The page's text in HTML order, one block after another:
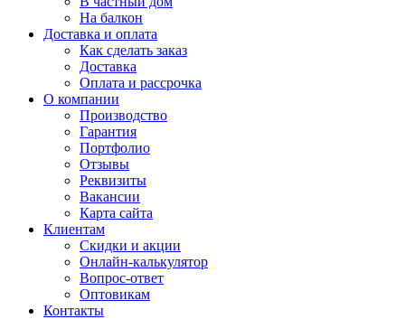
На балкон
Доставка и оплата
Как сделать заказ
Доставка
Оплата и рассрочка
О компании
Производство
Гарантия
Портфолио
Отзывы
Реквизиты
Вакансии
Карта сайта
Клиентам
Скидки и акции
Онлайн-калькулятор
Вопрос-ответ
Оптовикам
Контакты